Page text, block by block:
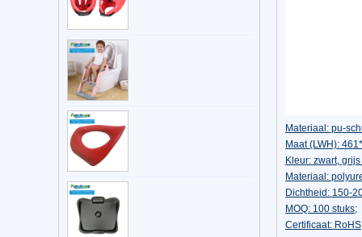
Materiaal: pu-
Maat (LWH):
Kleur: zwart,
Materiaal:
Dichtheid: 150-
MOQ: 100 stuks;
Certificaat: